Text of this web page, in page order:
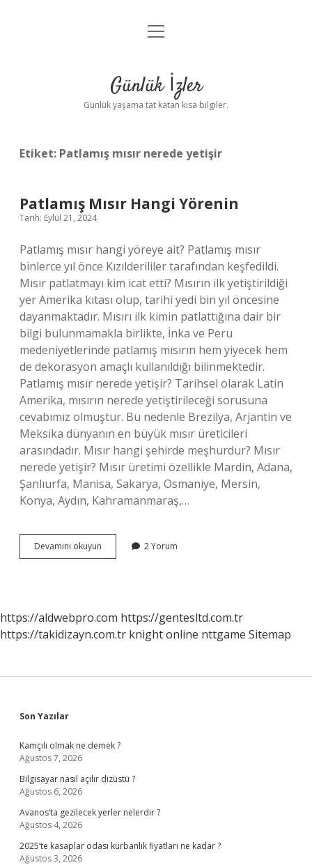
Anasayfa
Yasal Uyarı
menüyü
Günlük İzler
Günlük yaşama tat katan kısa bilgiler.
Etiket: Patlamış mısır nerede yetişir
Patlamış Mısır Hangi Yörenin
Tarih: Eylül 21, 2024
Patlamış mısır hangi yöreye ait? Patlamış mısır
binlerce yıl önce Kızılderililer tarafından keşfedildi.
Mısır patlatmayı kim icat etti? Mısırın ilk yetiştirildiği
yer Amerika kıtası olup, tarihi yedi bin yıl öncesine
dayanmaktadır. Mısırı ilk kimin patlattığına dair bir
bilgi bulunmamakla birlikte, İnka ve Peru
medeniyetlerinde patlamış mısırın hem yiyecek hem
de dekorasyon amaçlı kullanıldığı bilinmektedir.
Patlamış mısır nerede yetişir? Tarihsel olarak Latin
Amerika, mısırın nerede yetiştirileceği sorusuna
cevabımız olmuştur. Bu nedenle Brezilya, Arjantin ve
Meksika dünyanın en büyük mısır üreticileri
arasındadır. Mısır hangi şehirde meşhurdur? Mısır
nerede yetişir? Mısır üretimi özellikle Mardin, Adana,
Şanlıurfa, Manisa, Sakarya, Osmaniye, Mersin,
Konya, Aydın, Kahramanmaraş,…
Devamını okuyun Patlamış
Mısır
2 Yorum
https://aldwebpro.com https://gentesltd.com.tr
https://takidizayn.com.tr knight online nttgame Sitemap
Sidebar
Son Yazılar
Kamçılı olmak ne demek ?
Ağustos 7, 2026
Bilgisayar nasıl açılır dizüstü ?
Ağustos 6, 2026
Avanos’ta gezilecek yerler nelerdir ?
Ağustos 4, 2026
2025’te kasaplar odası kurbanlık fiyatları ne kadar ?
Ağustos 3, 2026